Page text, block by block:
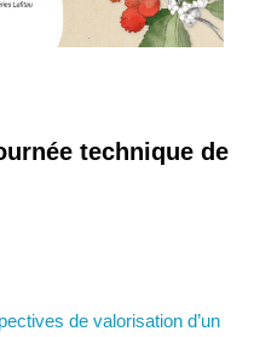
technique de
de valorisation d’un